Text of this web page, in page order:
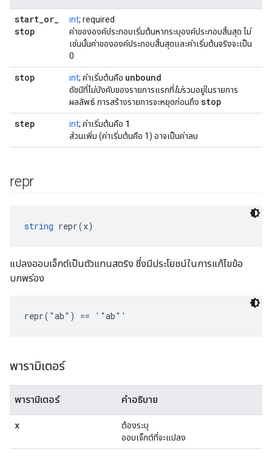
start_or_
stop
int; required
ค่าขององค์ประกอบเริ่มต้นหากระบุองค์ประกอบสิ้นสุด ไม่
เช่นนั้นค่าขององค์ประกอบสิ้นสุดและค่าเริ่มต้นจริงจะเป็น
0
stop int; ค่าเริ่มต้นคือ unbound
ดัชนีที่ไม่บังคับของรายการแรกที่ไม่รวมอยู่ในรายการ
ผลลัพธ์ การสร้างรายการจะหยุดก่อนถึง stop
step
int; ค่าเริ่มต้นคือ 1
ส่วนเพิ่ม (ค่าเริ่มต้นคือ 1) อาจเป็นค่าลบ
repr
string repr(x)
แปลงออบเจ็กต์เป็นตัวแทนสตริง ซึ่งมีประโยชน์ในการแก้ไขข้อ
บกพร่อง
repr("ab") == '"ab"'
พารามิเตอร์
พารามิเตอร์ คำอธิบาย
x
ต้องระบุ
ออบเจ็กต์ที่จะแปลง